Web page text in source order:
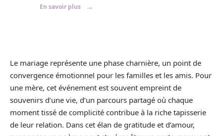
En savoir plus
Le mariage représente une phase charnière, un point de
convergence émotionnel pour les familles et les amis. Pour
une mère, cet événement est souvent empreint de
souvenirs d’une vie, d’un parcours partagé où chaque
moment tissé de complicité contribue à la riche tapisserie
de leur relation. Dans cet élan de gratitude et d’amour,